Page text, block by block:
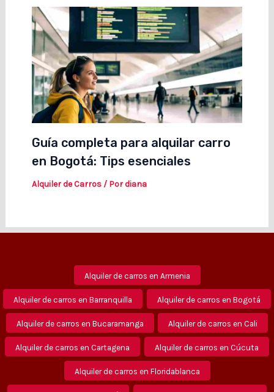
Guía completa para alquilar carro
en Bogotá: Tips esenciales
Alquiler de Carros/ Pordiana
Alquiler de carros en Armenia
Alquiler de carros en Barranquilla Alquiler de carros en Bogotá
Alquiler de carros en Bucaramanga Alquiler de carros en Cali
Alquiler de carros en Cartagena Alquiler de carros en Cúcuta
Alquiler de carros en Floridablanca